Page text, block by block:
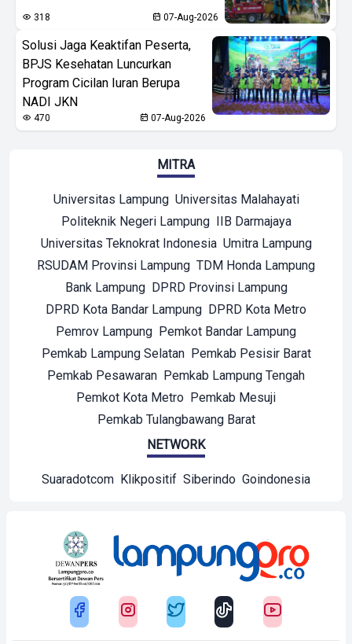
318 07-Aug-2026
Solusi Jaga Keaktifan Peserta,
BPJS Kesehatan Luncurkan
Program Cicilan Iuran Berupa
NADI JKN
470 07-Aug-2026
MITRA
Universitas Lampung Universitas Malahayati
Politeknik Negeri Lampung IIB Darmajaya
Universitas Teknokrat Indonesia Umitra Lampung
RSUDAM Provinsi Lampung TDM Honda Lampung
Bank Lampung DPRD Provinsi Lampung
DPRD Kota Bandar Lampung DPRD Kota Metro
Pemrov Lampung Pemkot Bandar Lampung
Pemkab Lampung Selatan Pemkab Pesisir Barat
Pemkab Pesawaran Pemkab Lampung Tengah
Pemkot Kota Metro Pemkab Mesuji
Pemkab Tulangbawang Barat
NETWORK
Suaradotcom Klikpositif Siberindo Goindonesia